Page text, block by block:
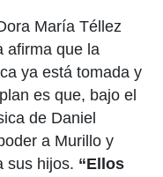
María Téllez
afirma que la
ya está tomada y
es que, bajo el
de Daniel
a Murillo y
sus hijos. “Ellos